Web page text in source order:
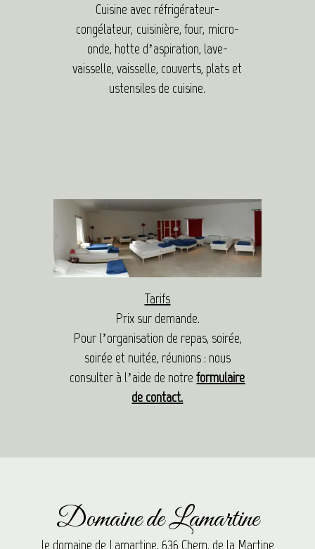
Cuisine avec réfrigérateur-
congélateur, cuisinière, four, micro-
onde, hotte d’aspiration, lave-
vaisselle, vaisselle, couverts, plats et
ustensiles de cuisine.
Tarifs
Prix sur demande.
Pour l’organisation de repas, soirée,
soirée et nuitée, réunions : nous
consulter à l’aide de notreformulaire
de contact.
Domaine de Lamartine
le domaine de Lamartine, 636 Chem. de la Martine